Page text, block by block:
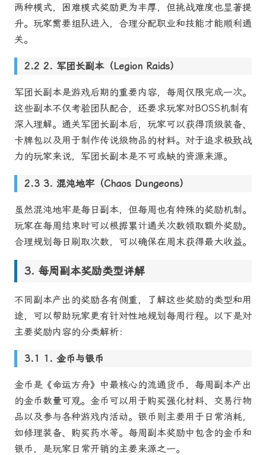
两种模式，困难模式奖励更为丰厚，但挑战难度也显著提
升。玩家需要组队进入，合理分配职业和技能才能顺利通
关。
2. 军团长副本（Legion Raids）
军团长副本是游戏后期的重要内容，每周仅限完成一次。
这些副本不仅考验团队配合，还要求玩家对BOSS机制有
深入理解。通关军团长副本后，玩家可以获得顶级装备、
卡牌包以及用于制作传说级物品的材料。对于追求极致战
力的玩家来说，军团长副本是不可或缺的资源来源。
3. 混沌地牢（Chaos Dungeons）
虽然混沌地牢是每日副本，但每周也有特殊的奖励机制。
玩家在每周结束时可以根据累计通关次数领取额外奖励。
合理规划每日刷取次数，可以确保在周末获得最大收益。
每周副本奖励类型详解
不同副本产出的奖励各有侧重，了解这些奖励的类型和用
途，可以帮助玩家更有针对性地规划每周行程。以下是对
主要奖励内容的分类解析：
1. 金币与银币
金币是《命运方舟》中最核心的流通货币，每周副本产出
的金币数量可观。金币可以用于购买强化材料、交易行物
品以及参与各种游戏内活动。银币则主要用于日常消耗，
如修理装备、购买药水等。每周副本奖励中包含的金币和
银币，是玩家日常开销的主要来源之一。